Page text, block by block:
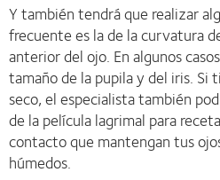
Y también tendrá que realizar
frecuente es la de la curvatura
anterior del ojo. En algunos
tamaño de la pupila y del iris. Si
seco, el especialista también
de la película lagrimal para
contacto que mantengan tus
húmedos.